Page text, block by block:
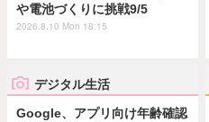
や電池づくりに挑戦9/5
2026.8.10 Mon 18:15
デジタル生活
Google、アプリ向け年齢確認